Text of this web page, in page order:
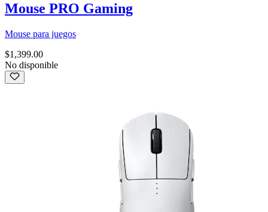
Mouse PRO Gaming
Mouse para juegos
$1,399.00
No disponible